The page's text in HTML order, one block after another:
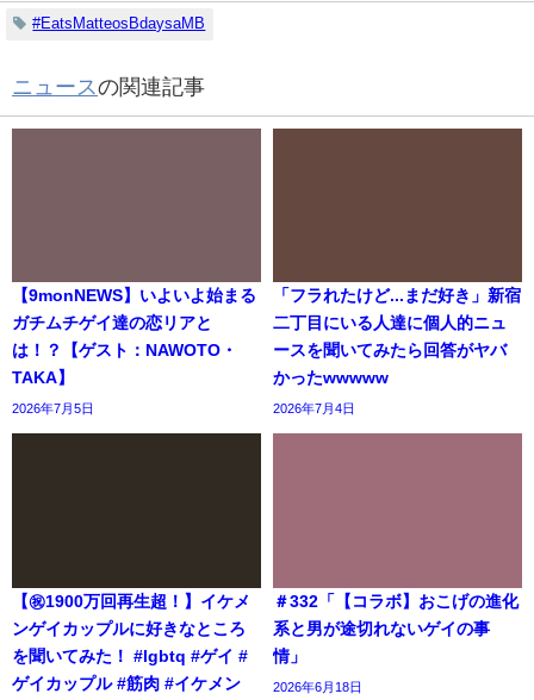
#EatsMatteosBdaysaMB
ニュースの関連記事
【9monNEWS】いよいよ始まる
ガチムチゲイ達の恋リアと
は！？【ゲスト：NAWOTO・
TAKA】
2026年7月5日
「フラれたけど...まだ好き」新宿
二丁目にいる人達に個人的ニュ
ースを聞いてみたら回答がヤバ
かったwwwww
2026年7月4日
【㊗️1900万回再生超！】イケメ
ンゲイカップルに好きなところ
を聞いてみた！ #lgbtq #ゲイ #
ゲイカップル #筋肉 #イケメン
＃332「【コラボ】おこげの進化
系と男が途切れないゲイの事
情」
2026年6月18日